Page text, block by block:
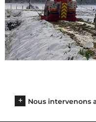
Nous intervenons